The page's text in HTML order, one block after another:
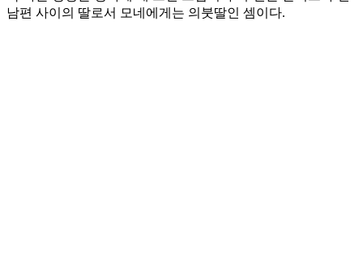
남편 사이의 딸로서 모네에게는 의붓딸인 셈이다.